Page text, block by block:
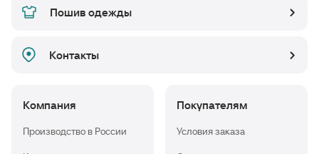
Пошив одежды
Контакты
Компания
Производство в России
Покупателям
Условия заказа